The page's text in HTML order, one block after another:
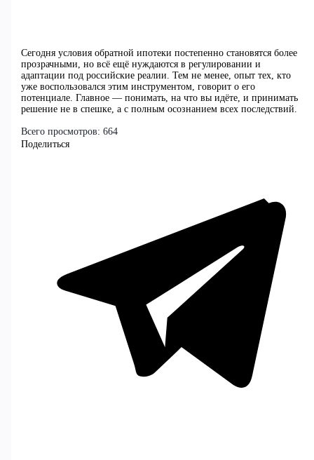
Сегодня условия обратной ипотеки постепенно становятся более
прозрачными, но всё ещё нуждаются в регулировании и
адаптации под российские реалии. Тем не менее, опыт тех, кто
уже воспользовался этим инструментом, говорит о его
потенциале. Главное — понимать, на что вы идёте, и принимать
решение не в спешке, а с полным осознанием всех последствий.
Всего просмотров: 664
Поделиться